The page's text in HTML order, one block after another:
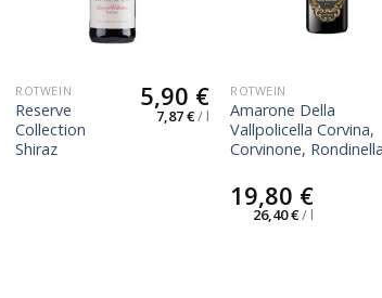
ROTWEIN
Reserve
Collection
Shiraz
5,90 €
7,87€/ l
ROTWEIN
Amarone Della
Vallpolicella Corvina,
Corvinone, Rondinella
19,80 €
26,40€/ l